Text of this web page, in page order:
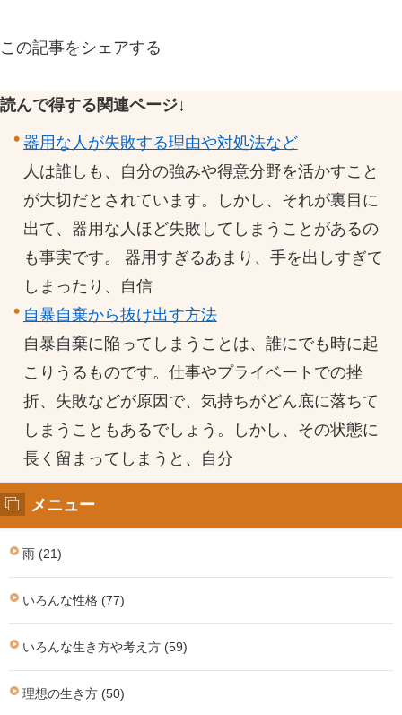
この記事をシェアする
読んで得する関連ページ↓
器用な人が失敗する理由や対処法など
人は誰しも、自分の強みや得意分野を活かすこと
が大切だとされています。しかし、それが裏目に
出て、器用な人ほど失敗してしまうことがあるの
も事実です。 器用すぎるあまり、手を出しすぎて
しまったり、自信
自暴自棄から抜け出す方法
自暴自棄に陥ってしまうことは、誰にでも時に起
こりうるものです。仕事やプライベートでの挫
折、失敗などが原因で、気持ちがどん底に落ちて
しまうこともあるでしょう。しかし、その状態に
長く留まってしまうと、自分
メニュー
雨 (21)
いろんな性格 (77)
いろんな生き方や考え方 (59)
理想の生き方 (50)